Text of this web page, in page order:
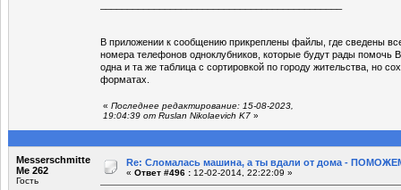
В приложении к сообщению прикреплены файлы, где сведены
номера телефонов одноклубников, которые будут рады помочь
одна и та же таблица с сортировкой по городу жительства, но
форматах.
« Последнее редактирование: 15-08-2023,
19:04:39 от Ruslan Nikolaevich K7 »
Messerschmitte
Me 262
Гость
Re: Сломалась машина, а ты вдали от дома -
« Ответ #496 : 12-02-2014, 22:22:09 »